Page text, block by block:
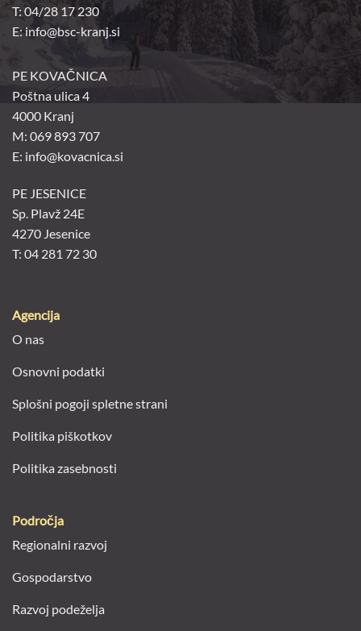
T: 04/28 17 230
E:info@bsc-kranj.si
PE KOVAČNICA
Poštna ulica 4
4000 Kranj
M: 069 893 707
E: info@kovacnica.si
PE JESENICE
Sp. Plavž 24E
4270 Jesenice
T: 04 281 72 30
Agencija
O nas
Osnovni podatki
Splošni pogoji spletne strani
Politika piškotkov
Politika zasebnosti
Področja
Regionalni razvoj
Gospodarstvo
Razvoj podeželja